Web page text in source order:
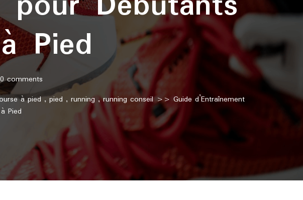
Pied
0 comments
à pied,pied , running ,running conseil>> Guide d’Entraînement
Pied